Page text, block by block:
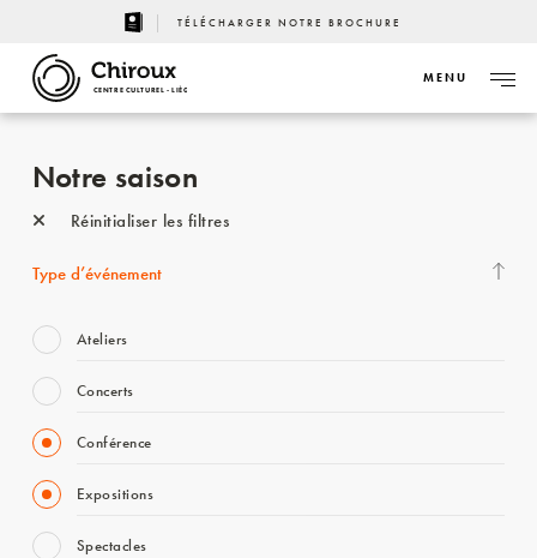
TÉLÉCHARGER NOTRE BROCHURE
CENTRE CULTUREL - LIÈGE
MENU
Notre saison
Réinitialiser les filtres
Type d’événement
Ateliers
Concerts
Conférence
Expositions
Spectacles